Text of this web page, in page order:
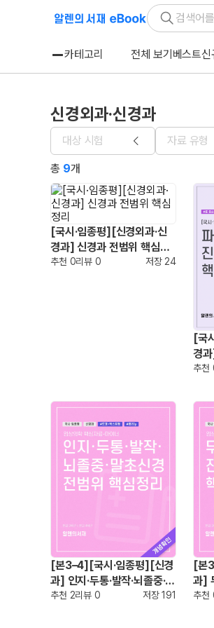
카테고리 전체 보기 베스트신
신경외과·신경과
대상 시험 자료 유형
총 9개
[국시·임종평][신경외과·신
경과] 신경과 전범위 핵심정
리
추천 0리뷰 0 저장 24
[국
경
장애
추천
[본3–4][국시·임종평][신경
과] 인지·두통·발작·뇌졸중·말
초신경 전범위 핵심정리
추천 2리뷰 0 저장191
[본
과]
리즘
추천